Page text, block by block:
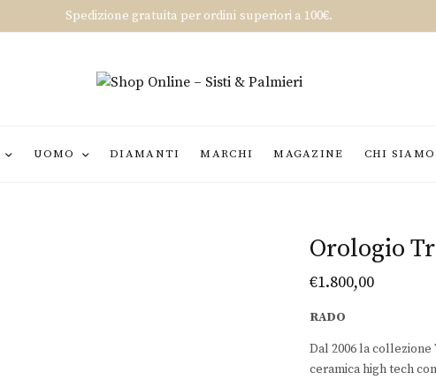
Spedizione gratuita per ordini superiori a 100€.
UOMO DIAMANTI MARCHI MAGAZINE CHI SIAMO
Orologio
€1.800,00
RADO
Dal 2006 la
ceramica high tech